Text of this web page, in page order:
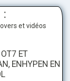
:
et vidéos
ET
ENHYPEN EN